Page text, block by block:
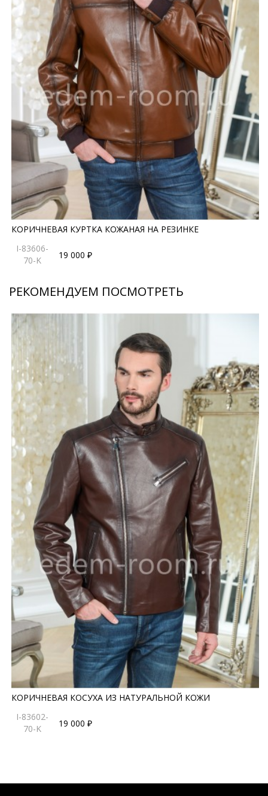
КОРИЧНЕВАЯ КУРТКА КОЖАНАЯ НА РЕЗИНКЕ
I-83606-
70-K
19 000 ₽
РЕКОМЕНДУЕМ ПОСМОТРЕТЬ
КОРИЧНЕВАЯ КОСУХА ИЗ НАТУРАЛЬНОЙ КОЖИ
I-83602-
70-K
19 000 ₽